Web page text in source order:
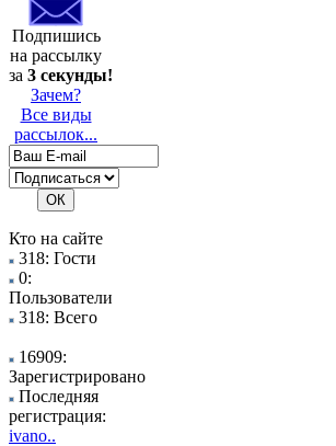
Подпишись
на рассылку
за 3 секунды!
Зачем?
Все виды
рассылок...
Кто на сайте
318: Гости
0:
Пользователи
318: Всего
16909:
Зарегистрировано
Последняя
регистрация:
ivano..